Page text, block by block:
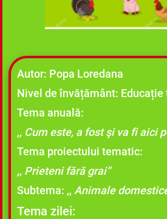
Autor: Popa Loredana
Nivel de învățământ:
Tema anuală:
,, Cum este, a fost şi va fi aici
Tema proiectului tematic:
,, Prieteni fără grai”
Subtema: ,, Animale
Tema zilei: